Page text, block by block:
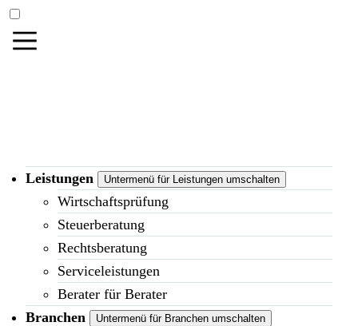
Leistungen Untermenü für Leistungen umschalten
Wirtschaftsprüfung
Steuerberatung
Rechtsberatung
Serviceleistungen
Berater für Berater
Branchen
Untermenü für Branchen umschalten